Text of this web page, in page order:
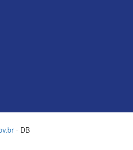
- DB